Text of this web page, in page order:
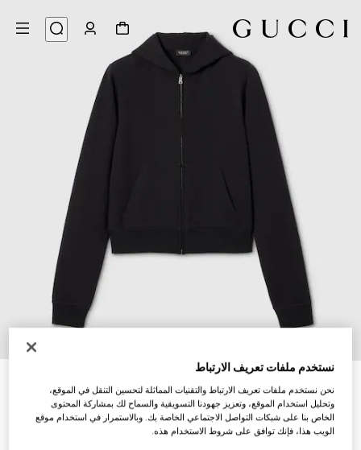
جاكيت مزوّد بسحّاب من قطن جيرسي وكشمير
€ 1.460
نستخدم ملفات تعريف الارتباط
نحن نستخدم ملفات تعريف الارتباط والتقنيات المماثلة لتحسين التنقل في الموقع،
وتحليل استخدام الموقع، وتعزيز جهودنا التسويقية والسماح لك بمشاركة المحتوى
الخاص بنا على شبكات التواصل الاجتماعي الخاصة بك. وبالاستمرار في استخدام موقع
الويب هذا، فإنك توافق على شروط الاستخدام هذه.